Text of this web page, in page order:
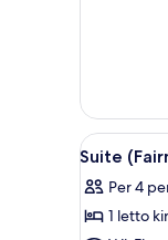
Apri
tutte
le
foto
4
Suite
Per 4
1 letto